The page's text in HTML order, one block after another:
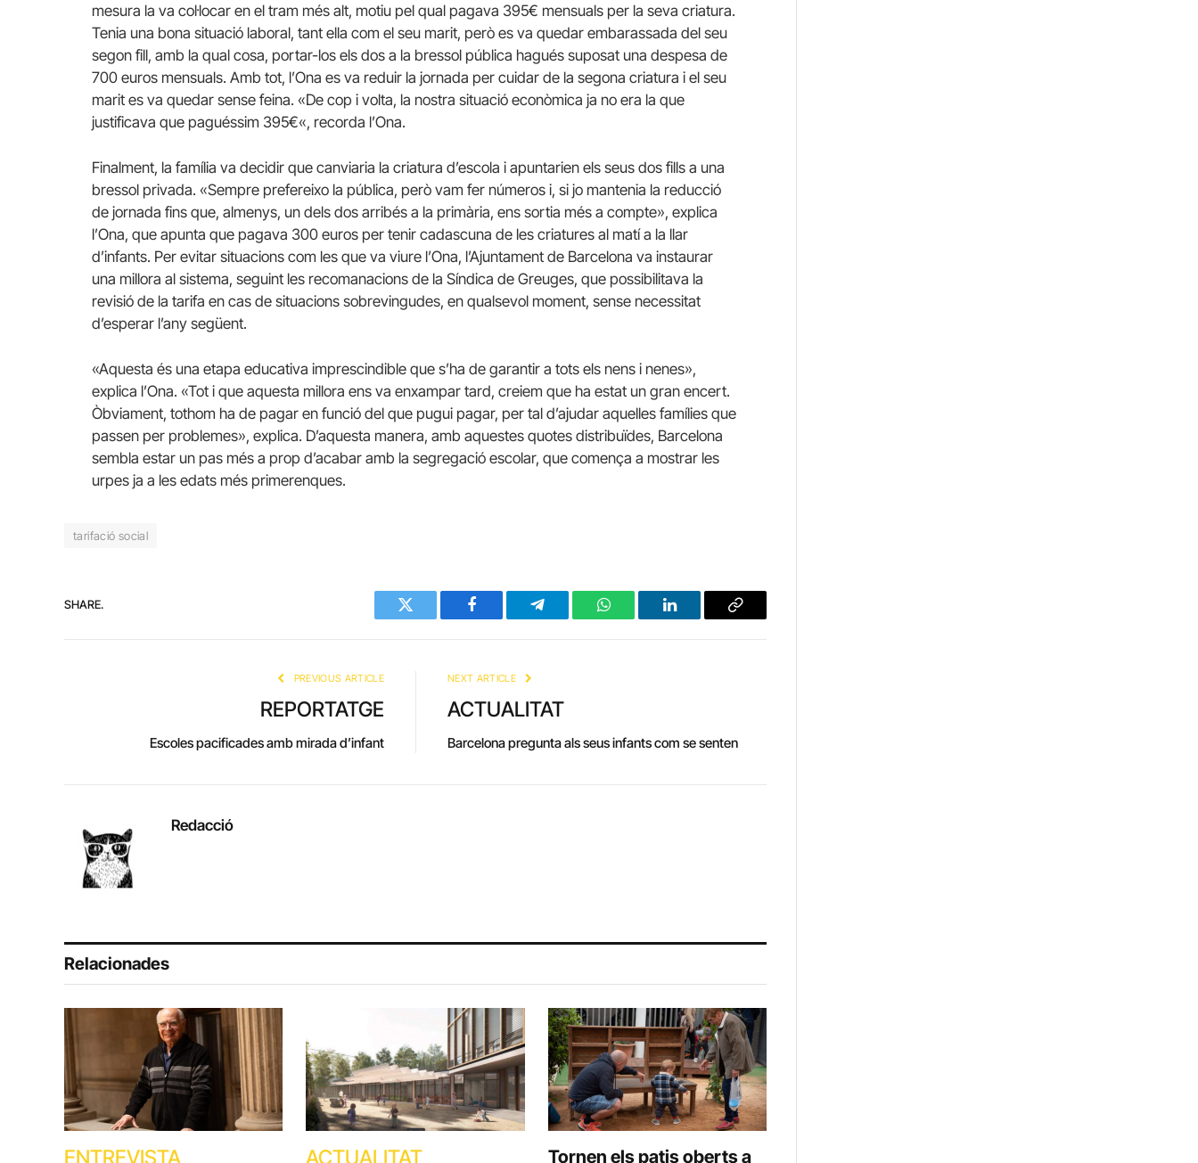
mesura la va col·locar en el tram més alt, motiu pel qual pagava 395€ mensuals per la seva criatura.
Tenia una bona situació laboral, tant ella com el seu marit, però es va quedar embarassada del seu
segon fill, amb la qual cosa, portar-los els dos a la bressol pública hagués suposat una despesa de
700 euros mensuals. Amb tot, l’Ona es va reduir la jornada per cuidar de la segona criatura i el seu
marit es va quedar sense feina. «De cop i volta, la nostra situació econòmica ja no era la que
justificava que paguéssim 395€«, recorda l’Ona.
Finalment, la família va decidir que canviaria la criatura d’escola i apuntarien els seus dos fills a una
bressol privada. «Sempre prefereixo la pública, però vam fer números i, si jo mantenia la reducció
de jornada fins que, almenys, un dels dos arribés a la primària, ens sortia més a compte», explica
l’Ona, que apunta que pagava 300 euros per tenir cadascuna de les criatures al matí a la llar
d’infants. Per evitar situacions com les que va viure l’Ona, l’Ajuntament de Barcelona va instaurar
una millora al sistema, seguint les recomanacions de la Síndica de Greuges, que possibilitava la
revisió de la tarifa en cas de situacions sobrevingudes, en qualsevol moment, sense necessitat
d’esperar l’any següent.
«Aquesta és una etapa educativa imprescindible que s’ha de garantir a tots els nens i nenes»,
explica l’Ona. «Tot i que aquesta millora ens va enxampar tard, creiem que ha estat un gran encert.
Òbviament, tothom ha de pagar en funció del que pugui pagar, per tal d’ajudar aquelles famílies que
passen per problemes», explica. D’aquesta manera, amb aquestes quotes distribuïdes, Barcelona
sembla estar un pas més a prop d’acabar amb la segregació escolar, que comença a mostrar les
urpes ja a les edats més primerenques.
tarifació social
SHARE.
Twitter Facebook Telegram WhatsAppLinkedIn Copy
PREVIOUS ARTICLE
REPORTATGE
Escoles pacificades amb mirada d’infant
NEXT ARTICLE
ACTUALITAT
Barcelona pregunta als seus infants com se senten
Redacció
Relacionades
ENTREVISTA ACTUALITAT Tornen els patis oberts a